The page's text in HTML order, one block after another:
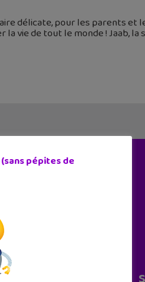
délicate, pour les parents et
vie de tout le monde ! Jaab, la
pépites de